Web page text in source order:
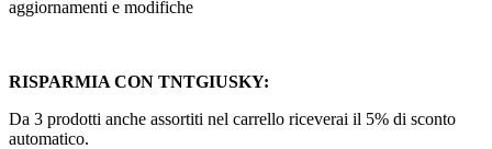
aggiornamenti e modifiche
RISPARMIA CON TNTGIUSKY:
Da 3 prodotti anche assortiti nel carrello riceverai il 5% di sconto
automatico.